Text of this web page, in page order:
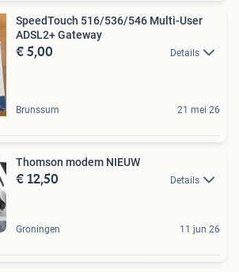
SpeedTouch 516/536/546 Multi-User
ADSL2+ Gateway
€ 5,00 Details
Brunssum 21 mei 26
Thomson modem NIEUW
€ 12,50 Details
Groningen 11 jun 26